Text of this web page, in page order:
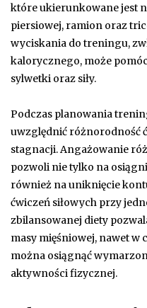
które ukierunkowane jest
piersiowej, ramion oraz
wyciskania do treningu,
kalorycznego, może
sylwetki oraz siły.
Podczas planowania
uwzględnić różnorodność
stagnacji. Angażowanie
pozwoli nie tylko na
również na uniknięcie
ćwiczeń siłowych przy
zbilansowanej diety
masy mięśniowej, nawet w
można osiągnąć
aktywności fizycznej.